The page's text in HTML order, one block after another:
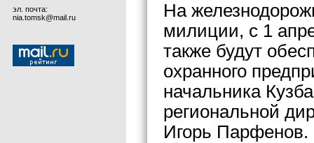
эл. почта:
nia.tomsk@mail.ru
На
милиции, с 1
также будут
охранного
начальника
региональной
Игорь Парфенов.